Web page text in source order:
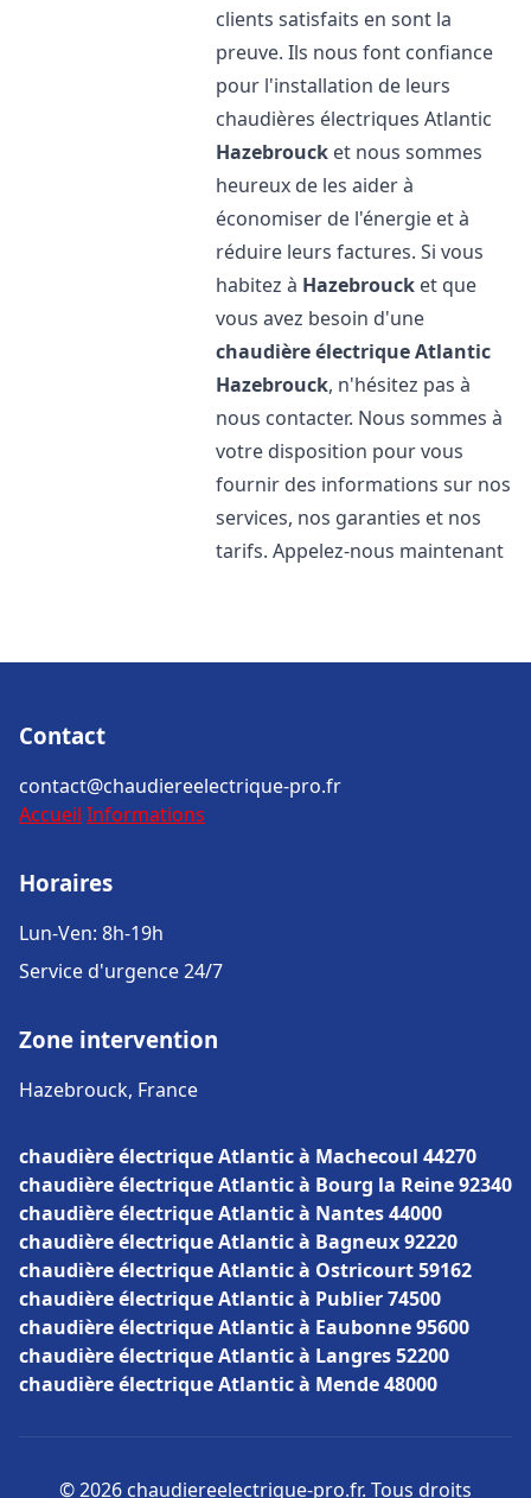
clients satisfaits en sont la
preuve. Ils nous font confiance
pour l'installation de leurs
chaudières électriques Atlantic
Hazebrouck et nous sommes
heureux de les aider à
économiser de l'énergie et à
réduire leurs factures. Si vous
habitez à Hazebrouck et que
vous avez besoin d'une
chaudière électrique Atlantic
Hazebrouck, n'hésitez pas à
nous contacter. Nous sommes à
votre disposition pour vous
fournir des informations sur nos
services, nos garanties et nos
tarifs. Appelez-nous maintenant
Contact
contact@chaudiereelectrique-pro.fr
Accueil Informations
Horaires
Lun-Ven: 8h-19h
Service d'urgence 24/7
Zone intervention
Hazebrouck, France
chaudière électrique Atlantic à Machecoul 44270
chaudière électrique Atlantic à Bourg la Reine 92340
chaudière électrique Atlantic à Nantes 44000
chaudière électrique Atlantic à Bagneux 92220
chaudière électrique Atlantic à Ostricourt 59162
chaudière électrique Atlantic à Publier 74500
chaudière électrique Atlantic à Eaubonne 95600
chaudière électrique Atlantic à Langres 52200
chaudière électrique Atlantic à Mende 48000
© 2026 chaudiereelectrique-pro.fr. Tous droits